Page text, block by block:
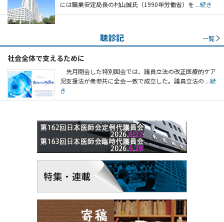
には職業安定局長の村山誠氏（1990年労働省）を ...続き
聴診記 一覧
社会全体で支えるために
先月閉会した特別国会では、議員立法の改正医療的ケア
児支援法が衆参共に全会一致で成立した。議員立法の ...続
き